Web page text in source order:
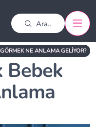
NE ANLAMA GELIYOR?
Bebek